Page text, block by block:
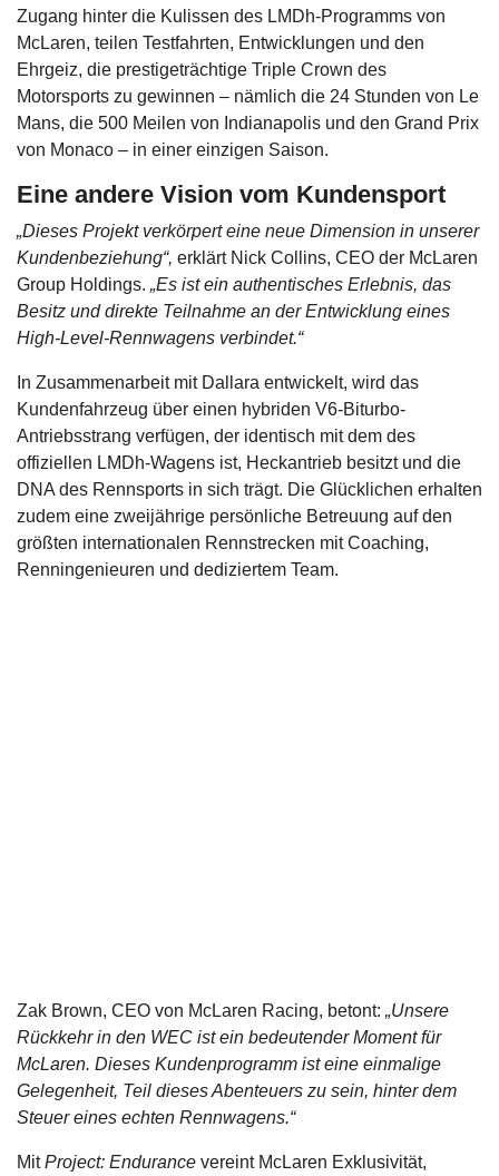
Zugang hinter die Kulissen des LMDh-Programms von
McLaren, teilen Testfahrten, Entwicklungen und den
Ehrgeiz, die prestigeträchtige Triple Crown des
Motorsports zu gewinnen – nämlich die 24 Stunden von Le
Mans, die 500 Meilen von Indianapolis und den Grand Prix
von Monaco – in einer einzigen Saison.
Eine andere Vision vom Kundensport
„Dieses Projekt verkörpert eine neue Dimension in unserer
Kundenbeziehung“, erklärt Nick Collins, CEO der McLaren
Group Holdings. „Es ist ein authentisches Erlebnis, das
Besitz und direkte Teilnahme an der Entwicklung eines
High-Level-Rennwagens verbindet.“
In Zusammenarbeit mit Dallara entwickelt, wird das
Kundenfahrzeug über einen hybriden V6-Biturbo-
Antriebsstrang verfügen, der identisch mit dem des
offiziellen LMDh-Wagens ist, Heckantrieb besitzt und die
DNA des Rennsports in sich trägt. Die Glücklichen erhalten
zudem eine zweijährige persönliche Betreuung auf den
größten internationalen Rennstrecken mit Coaching,
Renningenieuren und dediziertem Team.
Zak Brown, CEO von McLaren Racing, betont: „Unsere
Rückkehr in den WEC ist ein bedeutender Moment für
McLaren. Dieses Kundenprogramm ist eine einmalige
Gelegenheit, Teil dieses Abenteuers zu sein, hinter dem
Steuer eines echten Rennwagens.“
MitProject: Endurance vereint McLaren Exklusivität,